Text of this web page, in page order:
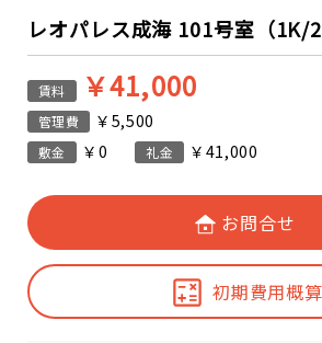
レオパレス成海 101号室（1K/
賃料 ￥41,000
管理費 ￥5,500
敷金 ￥0 礼金 ￥41,000
お問合せ
初期費用概算